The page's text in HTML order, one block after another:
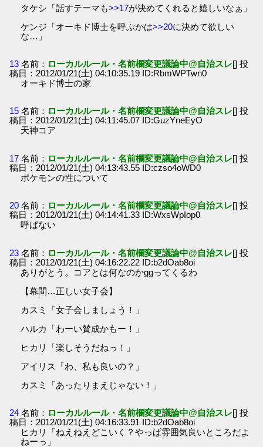
タケシ「話すテーマも>>17が決めてくれると嬉しいなぁ」
ケンジ「オーキド博士を呼ぶかは>>20に決めて欲しい
な…」
13 名前： ローカルルール・名前欄変更議論中@自治スレ[] 投
稿日：2012/01/21(土) 04:10:35.19 ID:RbmWPTwn0
オーキド博士の家
15 名前： ローカルルール・名前欄変更議論中@自治スレ[] 投
稿日：2012/01/21(土) 04:11:45.07 ID:GuzYneEyO
天神コア
17 名前： ローカルルール・名前欄変更議論中@自治スレ[] 投
稿日：2012/01/21(土) 04:13:43.55 ID:czso4oWD0
ポケモンの性について
20 名前： ローカルルール・名前欄変更議論中@自治スレ[] 投
稿日：2012/01/21(土) 04:14:41.33 ID:WxsWpIop0
呼ばない
23 名前： ローカルルール・名前欄変更議論中@自治スレ[] 投
稿日：2012/01/21(土) 04:16:22.22 ID:b2dOab8oi
ありがとう。コアとは何なのかggってくるわ
【幕間…正しい女子会】
カスミ「女子会しましょう！」
ハルカ「わーい賛成かもー！」
ヒカリ「楽しそうだねっ！」
アイリス「わ、私も良いの？」
カスミ「あったりまえじゃない！」
24 名前： ローカルルール・名前欄変更議論中@自治スレ[] 投
稿日：2012/01/21(土) 04:16:33.91 ID:b2dOab8oi
ヒカリ「ねえねえどこいく？やっぱ雰囲気良いところだよ
ねーっ」